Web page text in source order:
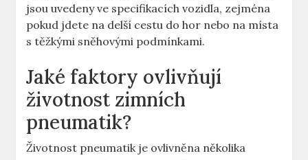
jsou uvedeny ve specifikacích vozidla, zejména
pokud jdete na delší cestu do hor nebo na místa
s těžkými sněhovými podmínkami.
Jaké faktory ovlivňují
životnost zimních
pneumatik?
Životnost pneumatik je ovlivněna několika